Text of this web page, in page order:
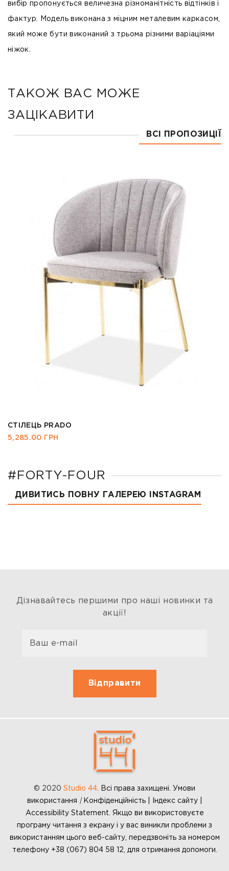
вибір пропонується величезна різноманітність відтінків і
фактур. Модель виконана з міцним металевим каркасом,
який може бути виконаний з трьома різними варіаціями
ніжок.
ТАКОЖ ВАС МОЖЕ
ЗАЦІКАВИТИ
ВСІ ПРОПОЗИЦІЇ
СТІЛЕЦЬ PRADO
5,285.00 ГРН
#FORTY-FOUR
ДИВИТИСЬ ПОВНУ ГАЛЕРЕЮ INSTAGRAM
Дізнавайтесь першими про наші новинки та
акції!
© 2020 Studio 44
Всі права захищені. Умови
використання | Конфіденційність | Індекс сайту |
Accessibility Statement. Якщо ви використовуєте
програму читання з екрану і у вас виникли проблеми з
використанням цього веб-сайту, передзвоніть за номером
телефону +38 (067) 804 58 12, для отримання допомоги.